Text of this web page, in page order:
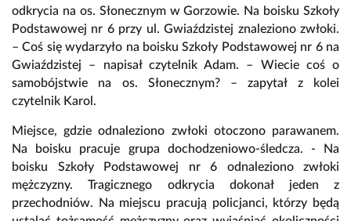
odkrycia na os. Słonecznym w Gorzowie. Na boisku Szkoły
Podstawowej nr 6 przy ul. Gwiaździstej znaleziono zwłoki.
– Coś się wydarzyło na boisku Szkoły Podstawowej nr 6 na
Gwiaździstej – napisał czytelnik Adam. – Wiecie coś o
samobójstwie na os. Słonecznym? – zapytał z kolei
czytelnik Karol.
Miejsce, gdzie odnaleziono zwłoki otoczono parawanem.
Na boisku pracuje grupa dochodzeniowo-śledcza. - Na
boisku Szkoły Podstawowej nr 6 odnaleziono zwłoki
mężczyzny. Tragicznego odkrycia dokonał jeden z
przechodniów. Na miejscu pracują policjanci, którzy będą